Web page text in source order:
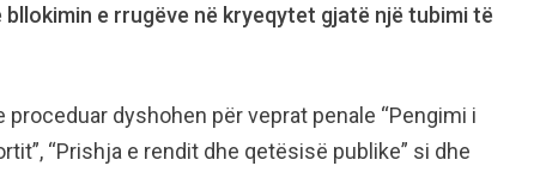
e rrugëve në kryeqytet gjatë një tubimi të
dyshohen për veprat penale “Pengimi i
“Prishja e rendit dhe qetësisë publike” si dhe